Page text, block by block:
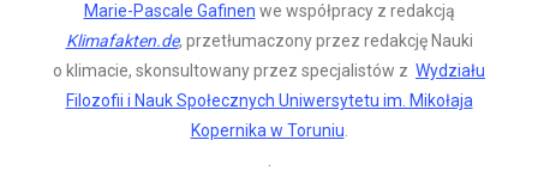
Marie-Pascale Gafinen we współpracy z redakcją
Klimafakten.de, przetłumaczony przez redakcję Nauki
o klimacie, skonsultowany przez specjalistów z Wydziału
Filozofii i Nauk Społecznych Uniwersytetu im. Mikołaja
Kopernika w Toruniu